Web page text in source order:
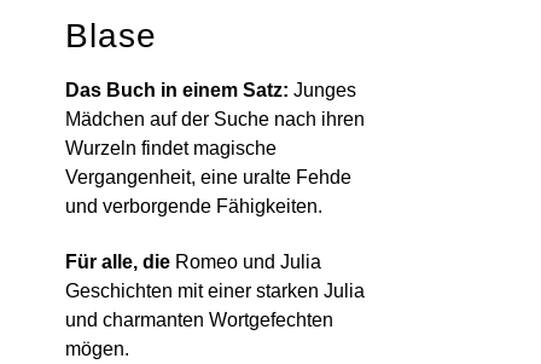
Blase
Das Buch in einem Satz: Junges
Mädchen auf der Suche nach ihren
Wurzeln findet magische
Vergangenheit, eine uralte Fehde
und verborgende Fähigkeiten.
Für alle, die Romeo und Julia
Geschichten mit einer starken Julia
und charmanten Wortgefechten
mögen.